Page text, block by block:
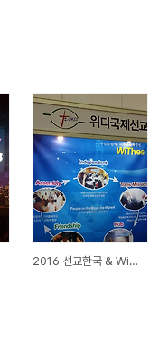
2016 선교한국 & WiThee